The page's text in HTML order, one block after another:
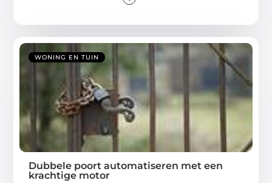
WONING EN TUIN
Dubbele poort automatiseren met een
krachtige motor